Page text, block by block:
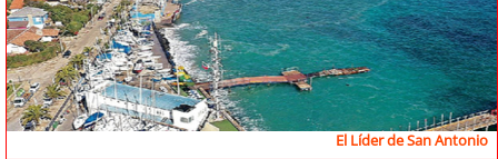
soychile
soyarica
soyiquique
El Líder de San Antonio